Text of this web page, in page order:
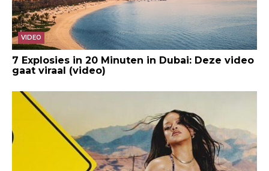
VIDEO
7 Explosies in 20 Minuten in Dubai: Deze video
gaat viraal (video)